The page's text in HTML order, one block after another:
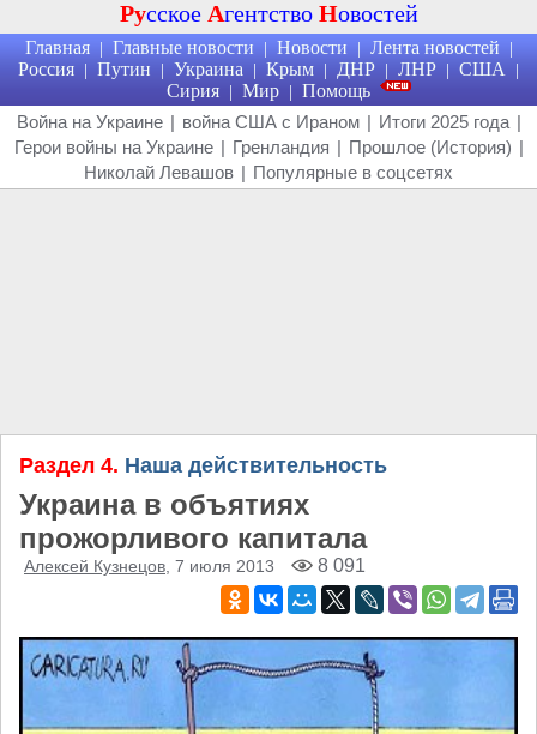
Русское Агентство Новостей
Главная | Главные новости | Новости | Лента новостей |
Россия | Путин | Украина | Крым | ДНР | ЛНР | США |
Сирия | Мир | Помощь
Война на Украине | война США с Ираном | Итоги 2025 года |
Герои войны на Украине | Гренландия | Прошлое (История) |
Николай Левашов | Популярные в соцсетях
Раздел 4. Наша действительность
Украина в объятиях
прожорливого капитала
Алексей Кузнецов , 7 июля 2013 8 091